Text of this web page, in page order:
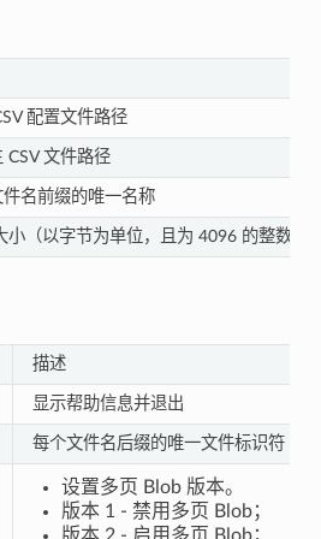
配置文件路径
CSV 文件路径
名前缀的唯一名称
小（以字节为单位，且为 4096 的整数倍
描述
显示帮助信息并退出
每个文件名后缀的唯一文件标识符（
设置多页 Blob 版本。
版本 1 - 禁用多页 Blob；